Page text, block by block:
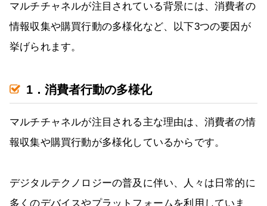
マルチチャネルが注目されている背景には、消費者の
情報収集や購買行動の多様化など、以下3つの要因が
挙げられます。
1．消費者行動の多様化
マルチチャネルが注目される主な理由は、消費者の情
報収集や購買行動が多様化しているからです。
デジタルテクノロジーの普及に伴い、人々は日常的に
多くのデバイスやプラットフォームを利用していま